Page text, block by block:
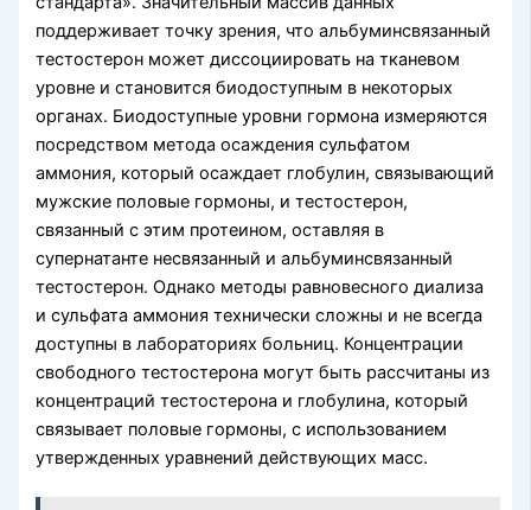
поддерживает точку зрения, что альбуминсвязанный
тестостерон может диссоциировать на тканевом
уровне и становится биодоступным в некоторых
органах. Биодоступные уровни гормона измеряются
посред­ством метода осаждения сульфатом
аммония, который осаждает глобулин, связываю­щий
мужские половые гормоны, и тестостерон,
связанный с этим протеином, оставляя в
супернатанте несвязанный и альбуминсвязанный
тестостерон. Однако методы равновесного диализа
и сульфата аммония технически сложны и не всегда
доступны в лабораториях больниц. Концентрации
свободного тестостерона могут быть рассчитаны из
концентраций тестостерона и глобулина, который
связывает половые гормоны, с использованием
утвержденных уравнений действующих масс.